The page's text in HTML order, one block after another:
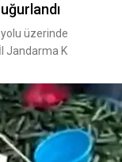
üzerinde
Jandarma K